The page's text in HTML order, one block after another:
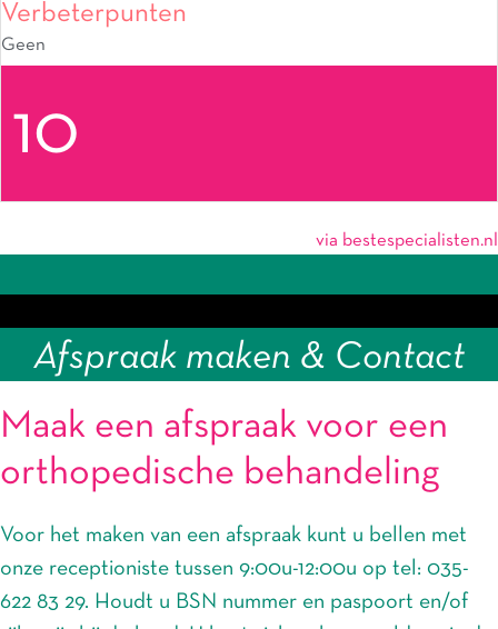
Verbeterpunten
Geen
10
via bestespecialisten.nl
Afspraak maken & Contact
Maak een afspraak voor een
orthopedische behandeling
Voor het maken van een afspraak kunt u bellen met
onze receptioniste tussen 9:00u-12:00u op tel: 035-
622 83 29. Houdt u BSN nummer en paspoort en/of